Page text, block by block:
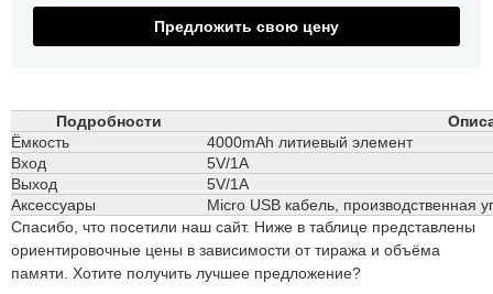
Предложить свою цену
Подробности
Ёмкость
4000mAh литиевый элемент
Вход
5V/1A
Выход
5V/1A
Аксессуары
Micro USB кабель, производственная
Спасибо, что посетили наш сайт. Ниже в таблице представлены
ориентировочные цены в зависимости от тиража и объёма
памяти. Хотите получить лучшее предложение?